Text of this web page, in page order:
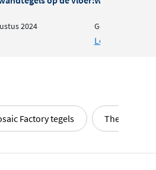
2024 Geschreven
Lees blog
Factory tegels The Mosaic